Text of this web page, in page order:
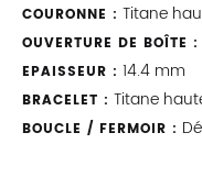
COURONNE : Titane
OUVERTURE DE BOÎTE :
EPAISSEUR : 14.4 mm
BRACELET : Titane
BOUCLE / FERMOIR :